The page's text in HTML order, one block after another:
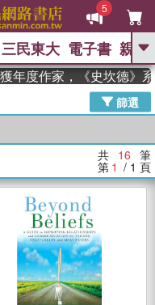
5
GO
The Odyssey 、
如果歷史是一群喵 、 暑期
灣的李登輝時代 、 數學女
偉大的迷走神經
三民東大 電子書 親子
度作家，《史坎德》系
篩選
共 16 筆
第 1 / 1 頁